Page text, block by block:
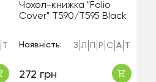
Чохол-книжка "Folio
Cover" T590/T595 Black
Наявність: З Л Р С А
272 грн